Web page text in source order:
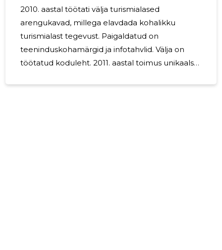
2010. aastal töötati välja turismialased
arengukavad, millega elavdada kohalikku
turismialast tegevust. Paigaldatud on
teeninduskohamärgid ja infotahvlid. Välja on
töötatud koduleht. 2011. aastal toimus unikaalse